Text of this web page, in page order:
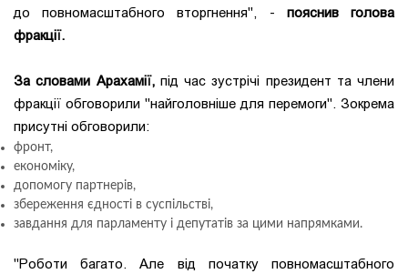
до повномасштабного вторгнення", - пояснив голова
фракції.
За словами Арахамії, під час зустрічі президент та члени
фракції обговорили "найголовніше для перемоги". Зокрема
присутні обговорили:
фронт,
економіку,
допомогу партнерів,
збереження єдності в суспільстві,
завдання для парламенту і депутатів за цими напрямками.
"Роботи багато. Але від початку повномасштабного